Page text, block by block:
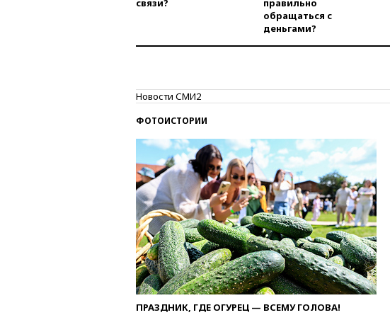
связи?
правильно
обращаться с
деньгами?
Новости СМИ2
ФОТОИСТОРИИ
ПРАЗДНИК, ГДЕ ОГУРЕЦ — ВСЕМУ ГОЛОВА!